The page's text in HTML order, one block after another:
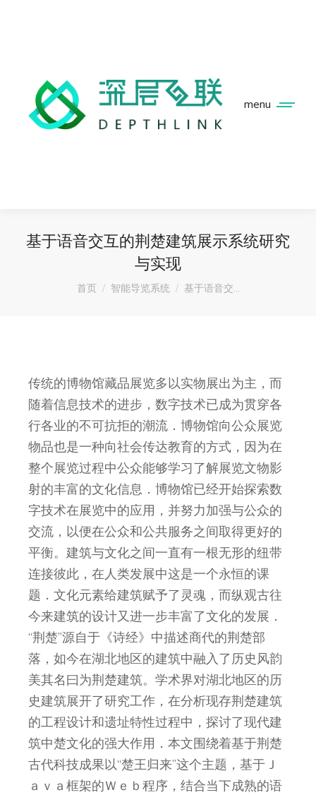
menu
基于语音交互的荆楚建筑展示系统研究
与实现
您在这里：
首页 智能导览系统 基于语音交…
传统的博物馆藏品展览多以实物展出为主，而
随着信息技术的进步，数字技术已成为贯穿各
行各业的不可抗拒的潮流．博物馆向公众展览
物品也是一种向社会传达教育的方式，因为在
整个展览过程中公众能够学习了解展览文物影
射的丰富的文化信息．博物馆已经开始探索数
字技术在展览中的应用，并努力加强与公众的
交流，以便在公众和公共服务之间取得更好的
平衡。建筑与文化之间一直有一根无形的纽带
连接彼此，在人类发展中这是一个永恒的课
题．文化元素给建筑赋予了灵魂，而纵观古往
今来建筑的设计又进一步丰富了文化的发展．
“荆楚”源自于《诗经》中描述商代的荆楚部
落，如今在湖北地区的建筑中融入了历史风韵
美其名曰为荆楚建筑。学术界对湖北地区的历
史建筑展开了研究工作，在分析现存荆楚建筑
的工程设计和遗址特性过程中，探讨了现代建
筑中楚文化的强大作用．本文围绕着基于荆楚
古代科技成果以“楚王归来”这个主题，基于Ｊ
ａｖａ框架的Ｗｅｂ程序，结合当下成熟的语